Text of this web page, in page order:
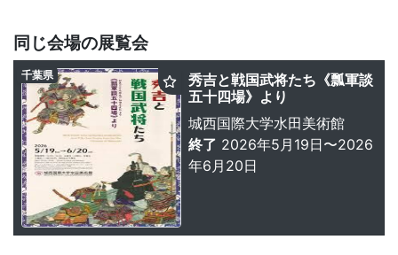
同じ会場の展覧会
秀吉と戦国武将たち《瓢軍談
五十四場》より
城西国際大学水田美術館
終了 2026年5月19日〜2026
年6月20日
千葉県